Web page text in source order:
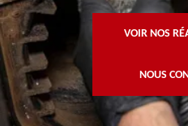
VOIR NOS
NOUS